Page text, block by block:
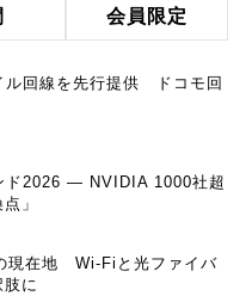
会員限定
ル回線を先行提供 ドコモ回
ド2026 ― NVIDIA 1000社超
」
現在地 Wi-Fiと光ファイバ
に